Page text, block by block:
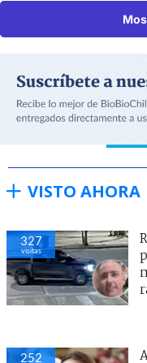
VISTO AHORA
327
visitas
252